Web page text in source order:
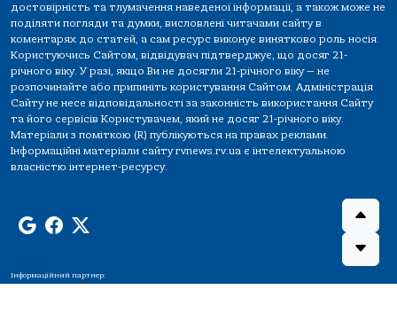
достовірність та тлумачення наведеної інформації, а також може не
поділяти погляди та думки, висловлені читачами сайту в
коментарях до статей, а сам ресурс виконує винятково роль носія.
Користуючись Сайтом, відвідувач підтверджує, що досяг 21-
річного віку. У разі, якщо Ви не досягли 21-річного віку — не
розпочинайте або припиніть користування Сайтом. Адміністрація
Сайту не несе відповідальності за законність використання Сайту
та його сервісів Користувачем, який не досяг 21-річного віку.
Матеріали з поміткою (R) публікуються на правах реклами.
Інформаційні матеріали сайту rvnews.rv.ua є інтелектуальною
власністю інтернет-ресурсу.
Інформаційний партнер: